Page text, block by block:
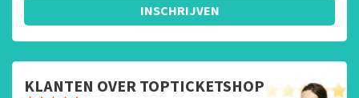
INSCHRIJVEN
KLANTEN OVER TOPTICKETSHOP